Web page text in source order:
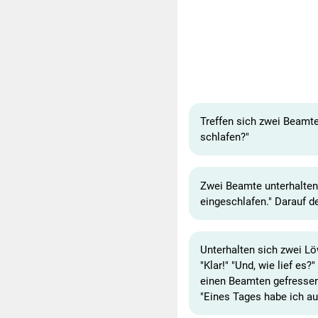
Treffen sich zwei
schlafen?"
Zwei Beamte
eingeschlafen." Darauf
Unterhalten sich zwei
"Klar!" "Und, wie lief
einen Beamten
"Eines Tages habe ich